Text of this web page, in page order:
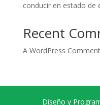
conducir en estado de
Recent
A WordPress
Diseño y